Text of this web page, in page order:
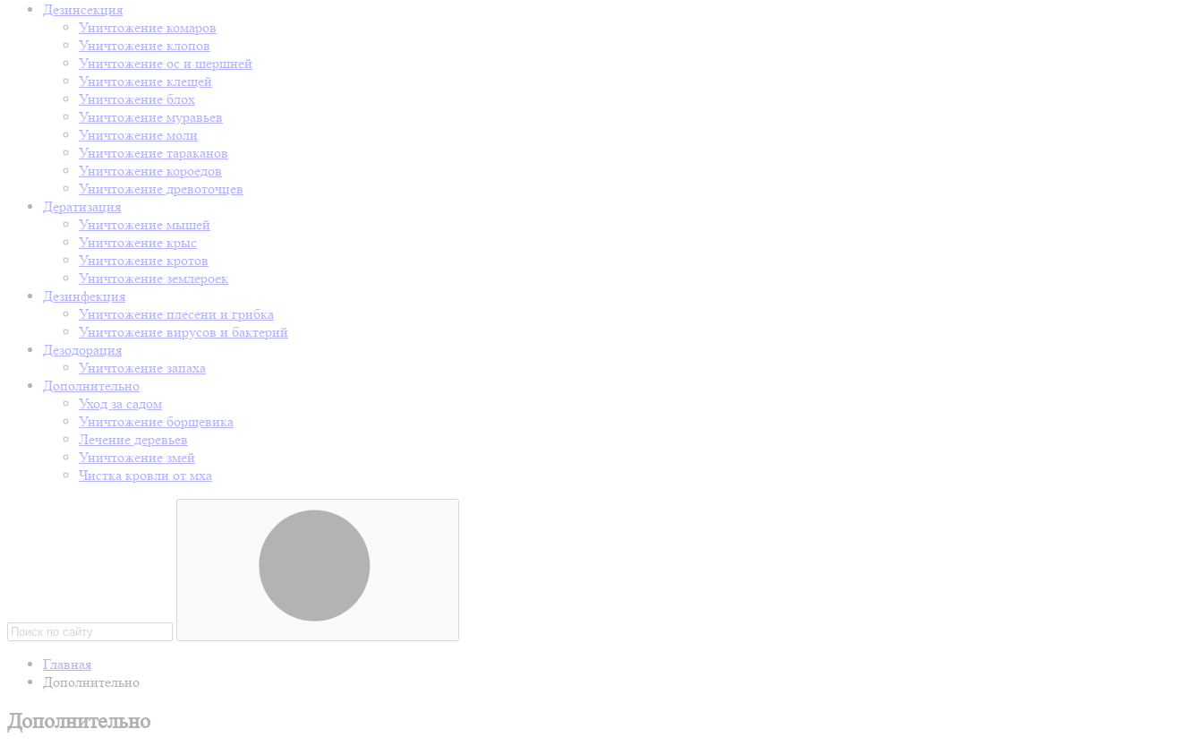
Дезинсекция
Уничтожение комаров
Уничтожение клопов
Уничтожение ос и шершней
Уничтожение клещей
Уничтожение блох
Уничтожение муравьев
Уничтожение моли
Уничтожение тараканов
Уничтожение короедов
Уничтожение древоточцев
Дератизация
Уничтожение мышей
Уничтожение крыс
Уничтожение кротов
Уничтожение землероек
Дезинфекция
Уничтожение плесени и грибка
Уничтожение вирусов и бактерий
Дезодорация
Уничтожение запаха
Дополнительно
Уход за садом
Уничтожение борщевика
Лечение деревьев
Уничтожение змей
Чистка кровли от мха
Главная
Дополнительно
Дополнительно